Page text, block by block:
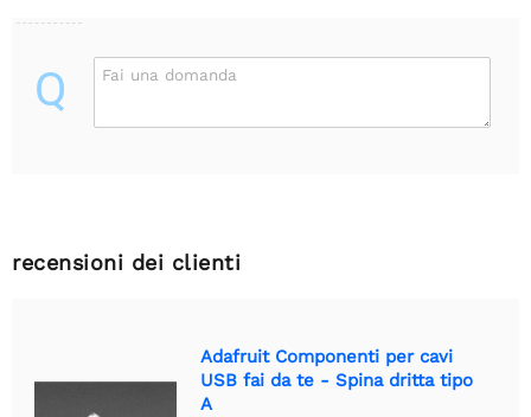
Q Fai una domanda
recensioni dei clienti
Adafruit Componenti per cavi
USB fai da te - Spina dritta tipo
A